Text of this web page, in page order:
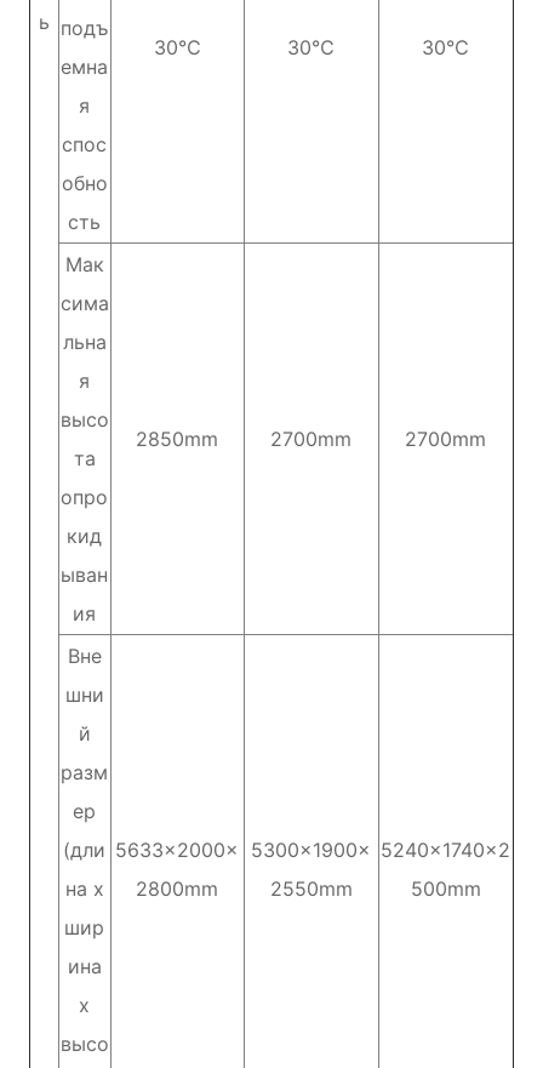
ь подъ
емна
я
спос
обно
сть
30℃ 30℃ 30℃
Мак
сима
льна
я
высо
та
опро
кид
ыван
ия
2850mm 2700mm 2700mm
Вне
шни
й
разм
ер
(дли
на х
шир
ина
х
высо
5633×2000×
2800mm
5300×1900×
2550mm
5240×1740×2
500mm